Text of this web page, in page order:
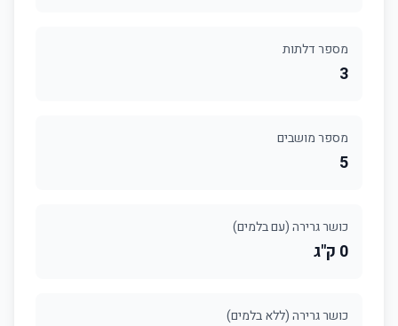
מספר דלתות
3
מספר מושבים
5
כושר גרירה (עם בלמים)
0 ק"ג
כושר גרירה (ללא בלמים)